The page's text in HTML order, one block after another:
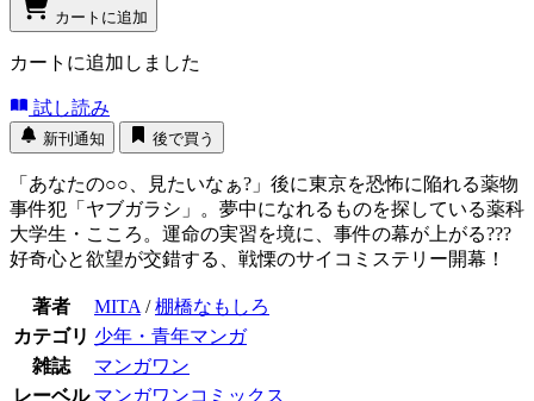
カートに追加
カートに追加しました
試し読み
新刊通知 後で買う
「あなたの○○、見たいなぁ?」後に東京を恐怖に陥れる薬物
事件犯「ヤブガラシ」。夢中になれるものを探している薬科
大学生・こころ。運命の実習を境に、事件の幕が上がる???
好奇心と欲望が交錯する、戦慄のサイコミステリー開幕！
著者 MITA /棚橋なもしろ
カテゴリ 少年・青年マンガ
雑誌
マンガワン
レーベル マンガワンコミックス